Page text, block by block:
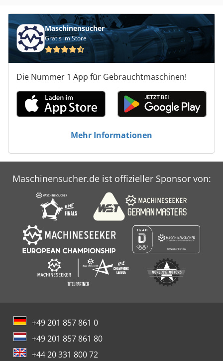
Maschinensucher
Gratis im Store
Die Nummer 1 App für Gebrauchtmaschinen!
Mehr Informationen
Maschinensucher.de ist offizieller Sponsor von:
+49 201 857 861 0
+49 201 857 861 80
+44 20 331 800 72